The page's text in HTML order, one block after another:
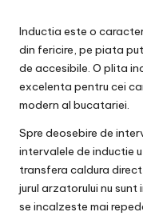
Inductia este o
din fericire, pe piata
de accesibile. O plita
excelenta pentru cei
modern al bucatariei.
Spre deosebire de
intervalele de inductie
transfera caldura
jurul arzatorului nu
se incalzeste mai